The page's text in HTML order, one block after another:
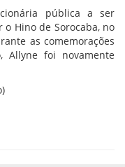
pública a ser
Hino de Sorocaba, no
as comemorações
Allyne foi novamente